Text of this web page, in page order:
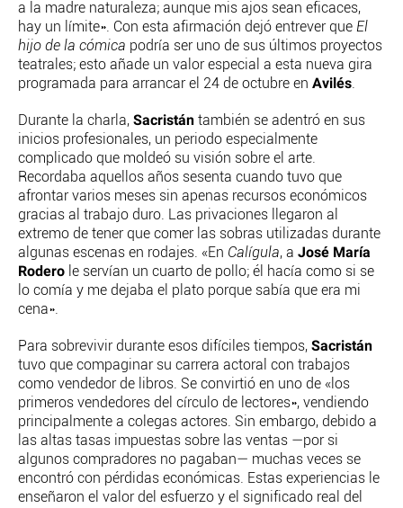
a la madre naturaleza; aunque mis ajos sean eficaces,
hay un límite». Con esta afirmación dejó entrever que El
hijo de la cómica podría ser uno de sus últimos proyectos
teatrales; esto añade un valor especial a esta nueva gira
programada para arrancar el 24 de octubre en Avilés.
Durante la charla, Sacristán también se adentró en sus
inicios profesionales, un periodo especialmente
complicado que moldeó su visión sobre el arte.
Recordaba aquellos años sesenta cuando tuvo que
afrontar varios meses sin apenas recursos económicos
gracias al trabajo duro. Las privaciones llegaron al
extremo de tener que comer las sobras utilizadas durante
algunas escenas en rodajes. «En Calígula, a José María
Rodero le servían un cuarto de pollo; él hacía como si se
lo comía y me dejaba el plato porque sabía que era mi
cena».
Para sobrevivir durante esos difíciles tiempos, Sacristán
tuvo que compaginar su carrera actoral con trabajos
como vendedor de libros. Se convirtió en uno de «los
primeros vendedores del círculo de lectores», vendiendo
principalmente a colegas actores. Sin embargo, debido a
las altas tasas impuestas sobre las ventas —por si
algunos compradores no pagaban— muchas veces se
encontró con pérdidas económicas. Estas experiencias le
enseñaron el valor del esfuerzo y el significado real del